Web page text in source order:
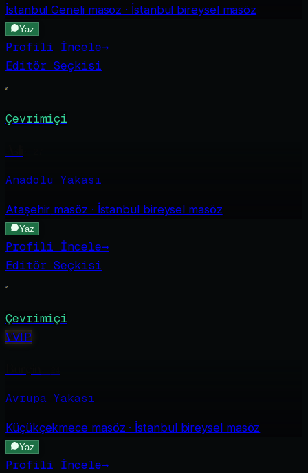
İstanbul Genelimasöz · İstanbul bireysel masöz
Yaz
Profili İncele→
Editör Seçkisi
Çevrimiçi
Anadolu Yakası
Ataşehir masöz · İstanbul bireysel masöz
Yaz
Profili İncele→
Editör Seçkisi
Çevrimiçi
VVIP
Avrupa Yakası
Küçükçekmece masöz · İstanbul bireysel masöz
Yaz
Profili İncele→